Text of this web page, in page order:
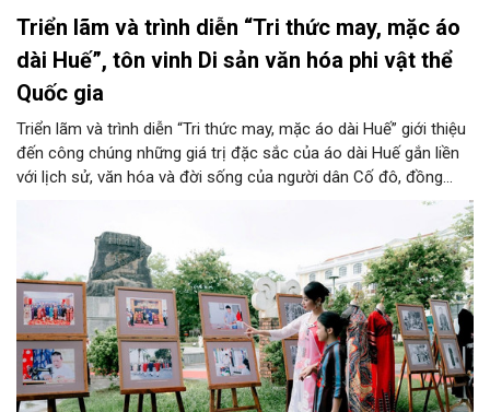
Triển lãm và trình diễn “Tri thức may, mặc áo
dài Huế”, tôn vinh Di sản văn hóa phi vật thể
Quốc gia
Triển lãm và trình diễn “Tri thức may, mặc áo dài Huế” giới thiệu
đến công chúng những giá trị đặc sắc của áo dài Huế gắn liền
với lịch sử, văn hóa và đời sống của người dân Cố đô, đồng
thời góp phần quảng bá hình ảnh Huế - Kinh đô Áo dài Việt